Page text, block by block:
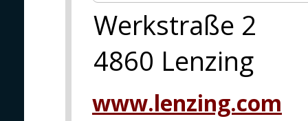
Werkstraße 2
4860 Lenzing
www.lenzing.com